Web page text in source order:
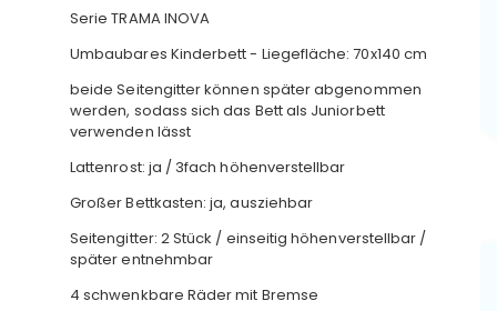
Serie TRAMA INOVA
Umbaubares Kinderbett - Liegefläche: 70x140 cm
beide Seitengitter können später abgenommen
werden, sodass sich das Bett als Juniorbett
verwenden lässt
Lattenrost: ja / 3fach höhenverstellbar
Großer Bettkasten: ja, ausziehbar
Seitengitter: 2 Stück / einseitig höhenverstellbar /
später entnehmbar
4 schwenkbare Räder mit Bremse